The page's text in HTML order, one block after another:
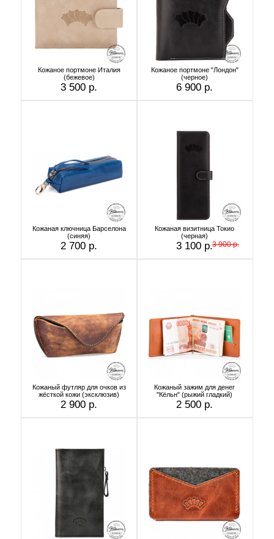
Кожаное портмоне Италия
(бежевое)
3 500 р.
Кожаное портмоне "Лондон"
(черное)
6 900 р.
Кожаная ключница Барселона
(синяя)
2 700 р.
Кожаная визитница Токио
(черная)
3 100 р.3 900 р.
Кожаный футляр для очков из
жёсткой кожи (эксклюзив)
2 900 р.
Кожаный зажим для денег
"Кёльн" (рыжий гладкий)
2 500 р.